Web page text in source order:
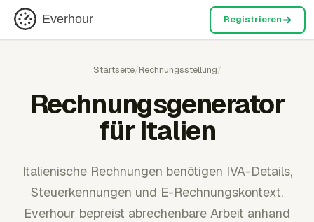
Everhour Registrieren
Startseite/Rechnungsstellung/
Rechnungsgenerator
für Italien
Italienische Rechnungen benötigen IVA-Details,
Steuerkennungen und E-Rechnungskontext.
Everhour bepreist abrechenbare Arbeit anhand